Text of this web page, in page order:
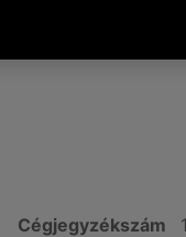
Cégjegyzékszám